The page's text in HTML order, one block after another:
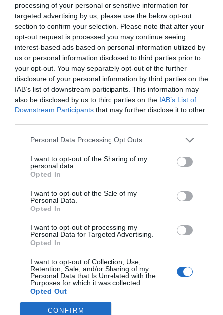
processing of your personal or sensitive information for
targeted advertising by us, please use the below opt-out
section to confirm your selection. Please note that after your
opt-out request is processed you may continue seeing
interest-based ads based on personal information utilized by
us or personal information disclosed to third parties prior to
your opt-out. You may separately opt-out of the further
disclosure of your personal information by third parties on the
IAB’s list of downstream participants. This information may
also be disclosed by us to third parties on the IAB’s List of
Downstream Participants that may further disclose it to other
Personal Data Processing Opt Outs
I want to opt-out of the Sharing of my
personal data.
Opted In
I want to opt-out of the Sale of my
Personal Data.
Opted In
I want to opt-out of processing my
Personal Data for Targeted Advertising.
Opted In
I want to opt-out of Collection, Use,
Retention, Sale, and/or Sharing of my
Personal Data that Is Unrelated with the
Purposes for which it was collected.
Opted Out
CONFIRM
Moji Mediji d.o.o.
sobotainfo.com•mariborinfo.com• ptujinfo.com• pomurec.com
dolenjskainfo.com •ljubljanainfo.com•gorenjskainfo.com•
tvidea.si
Vse pravice pridržane © 2026
Tematike
Lokalno
Politika
Kronika
Zdravje
Šport
Scena
Zadnje novice
Dogodki
Forum
Mali oglasi
Kdo smo
Prijavi se na cajtng